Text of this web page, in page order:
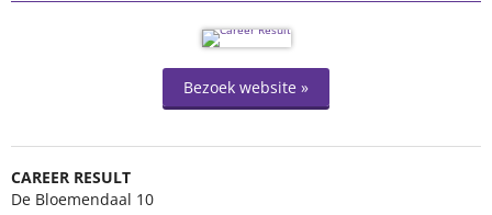
Bezoek website »
CAREER RESULT
De Bloemendaal 10